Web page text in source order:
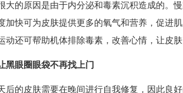
大的原因是由于内分泌和毒素沉积造成的。
加快可为皮肤提供更多的氧气和营养，促进
动还可帮助机体排除毒素，改善心情，让皮肤
黑眼圈眼袋不再找上门
后的皮肤需要在晚间进行自我修复，因此良